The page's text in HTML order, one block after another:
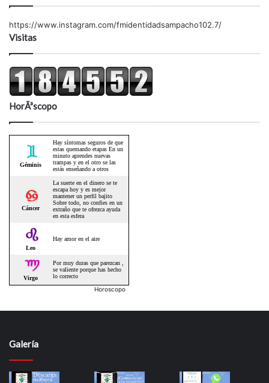
https://www.instagram.com/fmidentidadsampacho102.7/
Visitas
HorÃ³scopo
Horoscopo
Galería